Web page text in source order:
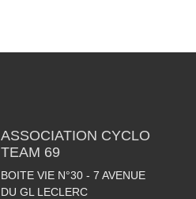
ASSOCIATION CYCLO
TEAM 69
BOITE VIE N°30 - 7 AVENUE
DU GL LECLERC